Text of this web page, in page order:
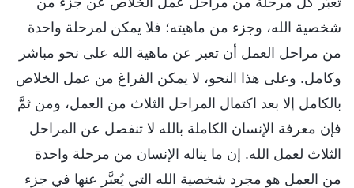
شخصية الله، وجزء من ماهيته؛ فلا يمكن لمرحلة واحدة
من مراحل العمل أن تعبر عن ماهية الله على نحو مباشر
وكامل. وعلى هذا النحو، لا يمكن الفراغ من عمل الخلاص
بالكامل إلا بعد اكتمال المراحل الثلاث من العمل، ومن ثمَّ
فإن معرفة الإنسان الكاملة بالله لا تنفصل عن المراحل
الثلاث لعمل الله. إن ما يناله الإنسان من مرحلة واحدة
من العمل هو مجرد شخصية الله التي يُعبَّر عنها في جزء